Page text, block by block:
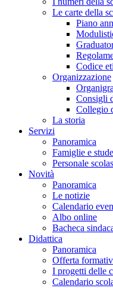
Le carte della
Piano
Codice
Organizzazione
Consigli
Collegio
La storia
Servizi
Panoramica
Famiglie e
Personale
Novità
Panoramica
Le notizie
Calendario
Albo online
Bacheca
Didattica
Panoramica
Offerta
I progetti delle
Calendario